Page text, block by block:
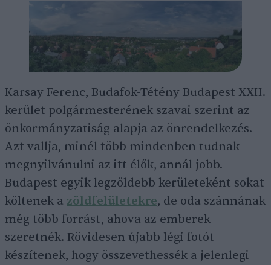
Karsay Ferenc, Budafok-Tétény Budapest XXII.
kerület polgármesterének szavai szerint az
önkormányzatiság alapja az önrendelkezés.
Azt vallja, minél több mindenben tudnak
megnyilvánulni az itt élők, annál jobb.
Budapest egyik legzöldebb kerületeként sokat
költenek a zöldfelületekre, de oda szánnának
még több forrást, ahova az emberek
szeretnék. Rövidesen újabb légi fotót
készítenek, hogy összevethessék a jelenlegi